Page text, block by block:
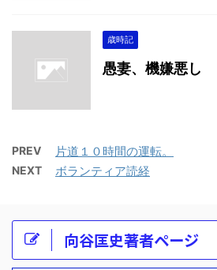
歳時記
愚妻、機嫌悪し
PREV 片道１０時間の運転。
NEXT ボランティア読経
向谷匡史著者ページ